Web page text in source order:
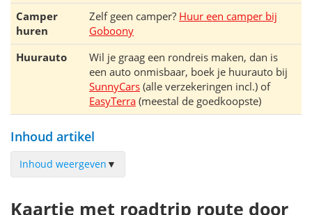
Camper
huren
Zelf geen camper? Huur een camper bij
Goboony
Huurauto
Wil je graag een rondreis maken, dan is
een auto onmisbaar, boek je huurauto bij
SunnyCars (alle verzekeringen incl.) of
EasyTerra (meestal de goedkoopste)
Inhoud artikel
Inhoud weergeven ▼
Kaartje met roadtrip route door